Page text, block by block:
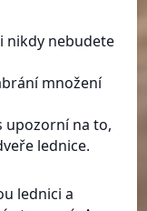
nikdy nebudete
množení
upozorní na to,
lednice.
lednici a